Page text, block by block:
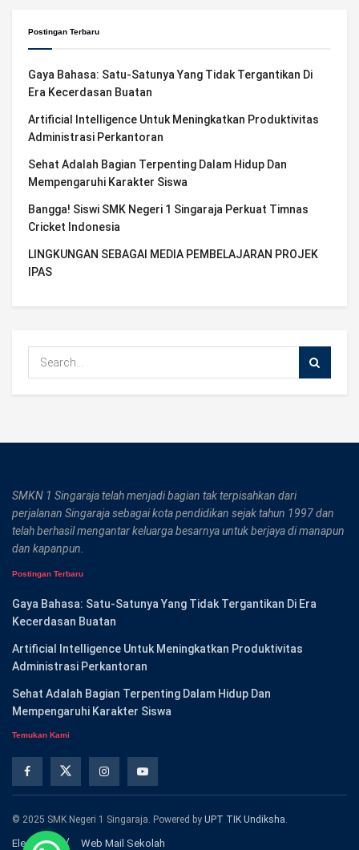
Postingan Terbaru
Gaya Bahasa: Satu-Satunya Yang Tidak Tergantikan Di
Era Kecerdasan Buatan
Artificial Intelligence Untuk Meningkatkan Produktivitas
Administrasi Perkantoran
Sehat Adalah Bagian Terpenting Dalam Hidup Dan
Mempengaruhi Karakter Siswa
Bangga! Siswi SMK Negeri 1 Singaraja Perkuat Timnas
Cricket Indonesia
LINGKUNGAN SEBAGAI MEDIA PEMBELAJARAN PROJEK
IPAS
SMKN 1 Singaraja telah menjadi bagian tak terpisahkan dari
perjalanan Singaraja sebagai kota pendidikan sejak tahun 1997 dan
telah berhasil mengantar keluarga besarnya untuk berjaya di manapun
dan kapanpun.
Postingan Terbaru
Gaya Bahasa: Satu-Satunya Yang Tidak Tergantikan Di Era
Kecerdasan Buatan
Artificial Intelligence Untuk Meningkatkan Produktivitas
Administrasi Perkantoran
Sehat Adalah Bagian Terpenting Dalam Hidup Dan
Mempengaruhi Karakter Siswa
Temukan Kami
© 2025 SMK Negeri 1 Singaraja. Powered by UPT TIK Undiksha
Elearning Web Mail Sekolah